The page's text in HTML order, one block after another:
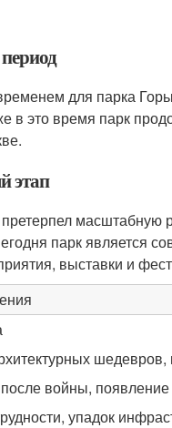
для парка
в это время парк
этап
претерпел
парк является
выставки и
войны,
упадок